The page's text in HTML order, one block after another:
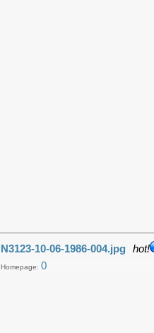
N3123-10-06-1986-004.jpg hot!
Homepage: 0